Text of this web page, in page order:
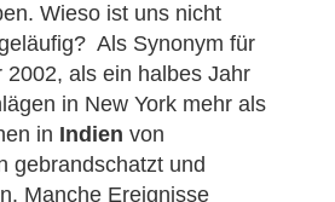
Wieso ist uns nicht
Als Synonym für
2002, als ein halbes Jahr
in New York mehr als
in Indien von
gebrandschatzt und
Manche Ereignisse